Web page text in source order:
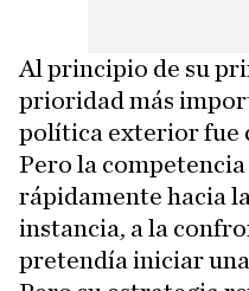
Al principio de su
prioridad más
política exterior fue
Pero la
rápidamente hacia
instancia, a la
pretendía iniciar